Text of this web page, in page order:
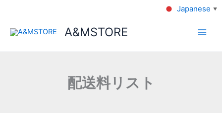
A&MSTORE
配送料リスト
Japanese ▼